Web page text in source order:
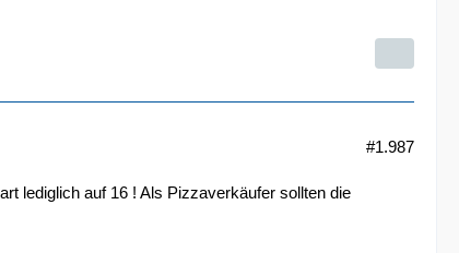
#1.987
lediglich auf 16 ! Als Pizzaverkäufer sollten die